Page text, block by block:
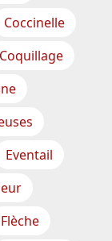
Coccinelle
Coquillage
Eventail
Flèche